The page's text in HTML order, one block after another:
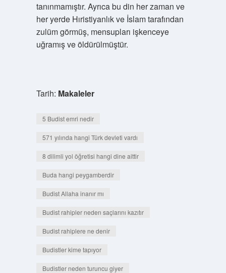
tanınmamıştır. Ayrıca bu din her zaman ve
her yerde Hıristiyanlık ve İslam tarafından
zulüm görmüş, mensupları işkenceye
uğramış ve öldürülmüştür.
Tarih: Makaleler
5 Budist emri nedir
571 yılında hangi Türk devleti vardı
8 dilimli yol öğretisi hangi dine aittir
Buda hangi peygamberdir
Budist Allaha inanır mı
Budist rahipler neden saçlarını kazıtır
Budist rahiplere ne denir
Budistler kime tapıyor
Budistler neden turuncu giyer